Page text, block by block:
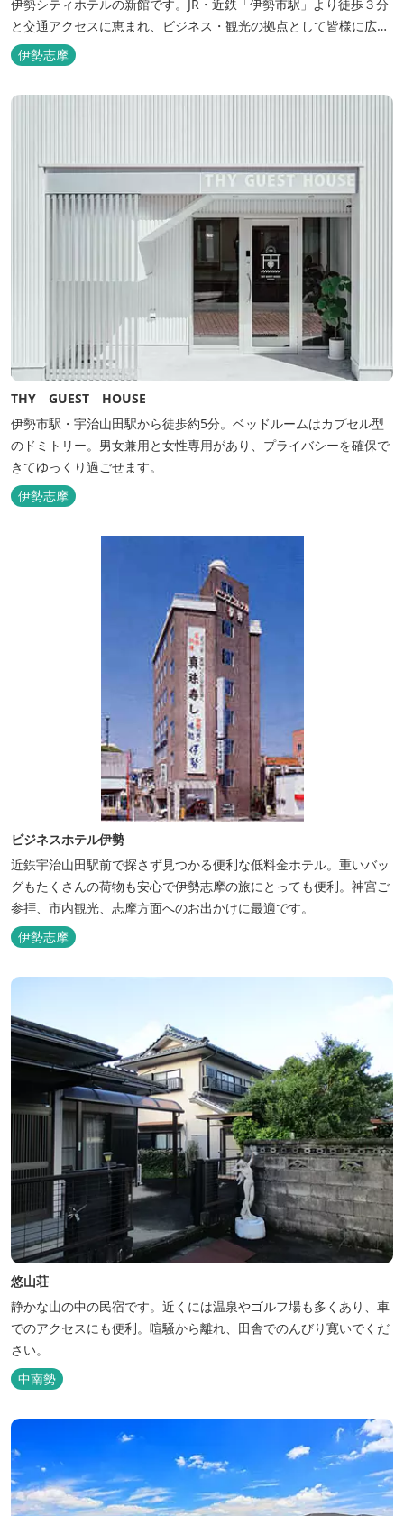
伊勢シティホテルの新館です。JR・近鉄「伊勢市駅」より徒歩３分
と交通アクセスに恵まれ、ビジネス・観光の拠点として皆様に広く
ご利用いただいております。１階には、しゃぶしゃぶと日本料理の
「伊勢みやび」があります。
伊勢志摩
THY GUEST HOUSE
伊勢市駅・宇治山田駅から徒歩約5分。ベッドルームはカプセル型
のドミトリー。男女兼用と女性専用があり、プライバシーを確保で
きてゆっくり過ごせます。
伊勢志摩
ビジネスホテル伊勢
近鉄宇治山田駅前で探さず見つかる便利な低料金ホテル。重いバッ
グもたくさんの荷物も安心で伊勢志摩の旅にとっても便利。神宮ご
参拝、市内観光、志摩方面へのお出かけに最適です。
伊勢志摩
悠山荘
静かな山の中の民宿です。近くには温泉やゴルフ場も多くあり、車
でのアクセスにも便利。喧騒から離れ、田舎でのんびり寛いでくだ
さい。
中南勢